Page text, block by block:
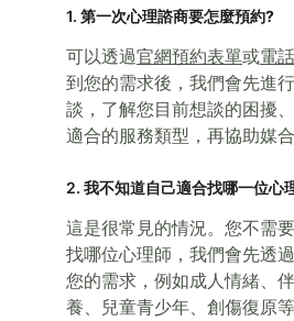
1. 第一次心理諮商要怎麼預約?
可以透過官網預約表單或電話
到您的需求後，我們會先進
談，了解您目前想談的困擾
適合的服務類型，再協助媒
2. 我不知道自己適合找哪一位心
這是很常見的情況。您不需
找哪位心理師，我們會先透
您的需求，例如成人情緒、
養、兒童青少年、創傷復原